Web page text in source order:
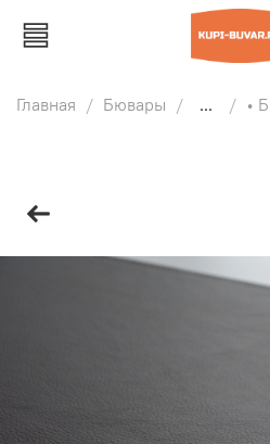
Главная Бювары ... •